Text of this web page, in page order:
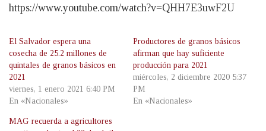
https://www.youtube.com/watch?v=QHH7E3uwF2U
El Salvador espera una
cosecha de 25.2 millones de
quintales de granos básicos en
2021
viernes, 1 enero 2021 6:40 PM
En «Nacionales»
Productores de granos básicos
afirman que hay suficiente
producción para 2021
miércoles, 2 diciembre 2020 5:37
PM
En «Nacionales»
MAG recuerda a agricultores